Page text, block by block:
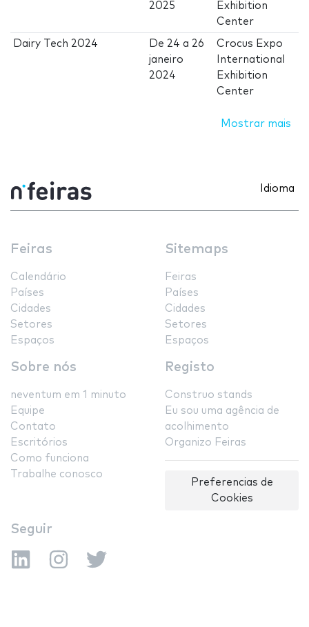
2025
Exhibition
Center
Dairy Tech 2024 De 24 a 26
janeiro
2024
Crocus Expo
International
Exhibition
Center
Mostrar mais
Idioma
Feiras
Calendário
Países
Cidades
Setores
Espaços
Sitemaps
Feiras
Países
Cidades
Setores
Espaços
Sobre nós
neventum em 1 minuto
Equipe
Contato
Escritórios
Como funciona
Trabalhe conosco
Registo
Construo stands
Eu sou uma agência de
acolhimento
Organizo Feiras
Preferencias de
Cookies
Seguir